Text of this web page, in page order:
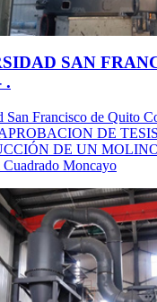
SAN
.
San Francisco de Quito
DE
DE UN
Moncayo